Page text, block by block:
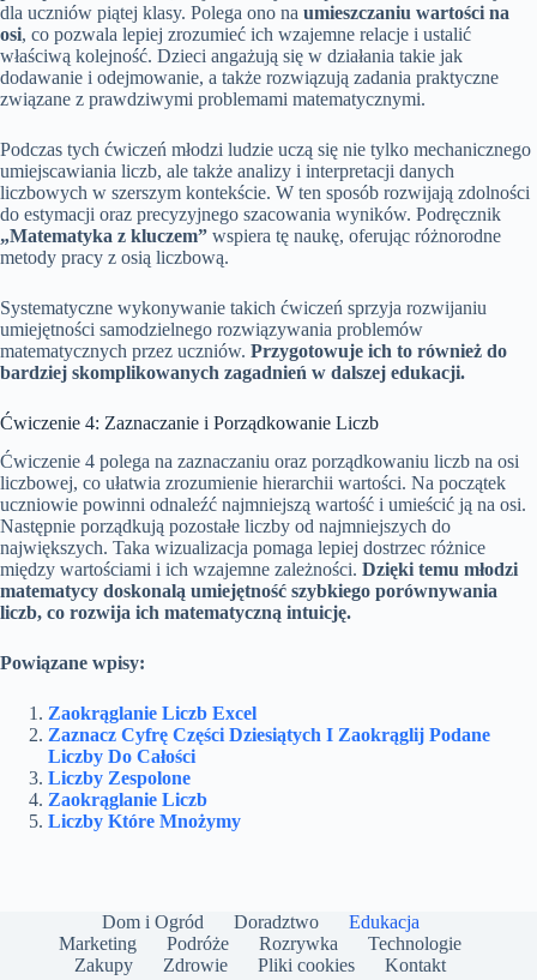
dla uczniów piątej klasy. Polega ono na umieszczaniu wartości na
osi, co pozwala lepiej zrozumieć ich wzajemne relacje i ustalić
właściwą kolejność. Dzieci angażują się w działania takie jak
dodawanie i odejmowanie, a także rozwiązują zadania praktyczne
związane z prawdziwymi problemami matematycznymi.
Podczas tych ćwiczeń młodzi ludzie uczą się nie tylko mechanicznego
umiejscawiania liczb, ale także analizy i interpretacji danych
liczbowych w szerszym kontekście. W ten sposób rozwijają zdolności
do estymacji oraz precyzyjnego szacowania wyników. Podręcznik
„Matematyka z kluczem” wspiera tę naukę, oferując różnorodne
metody pracy z osią liczbową.
Systematyczne wykonywanie takich ćwiczeń sprzyja rozwijaniu
umiejętności samodzielnego rozwiązywania problemów
matematycznych przez uczniów. Przygotowuje ich to również do
bardziej skomplikowanych zagadnień w dalszej edukacji.
Ćwiczenie 4: Zaznaczanie i Porządkowanie Liczb
Ćwiczenie 4 polega na zaznaczaniu oraz porządkowaniu liczb na osi
liczbowej, co ułatwia zrozumienie hierarchii wartości. Na początek
uczniowie powinni odnaleźć najmniejszą wartość i umieścić ją na osi.
Następnie porządkują pozostałe liczby od najmniejszych do
największych. Taka wizualizacja pomaga lepiej dostrzec różnice
między wartościami i ich wzajemne zależności. Dzięki temu młodzi
matematycy doskonalą umiejętność szybkiego porównywania
liczb, co rozwija ich matematyczną intuicję.
Powiązane wpisy:
Zaokrąglanie Liczb Excel
Zaznacz Cyfrę Części Dziesiątych I Zaokrąglij Podane
Liczby Do Całości
Liczby Zespolone
Zaokrąglanie Liczb
Liczby Które Mnożymy
Dom i Ogród Doradztwo
Edukacja
Marketing
Podróże Rozrywka
Technologie
Zakupy
Zdrowie Pliki cookies
Kontakt